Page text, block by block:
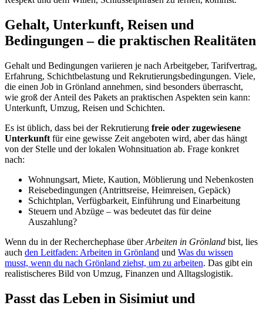
Gehalt, Unterkunft, Reisen und
Bedingungen – die praktischen Realitäten
Gehalt und Bedingungen variieren je nach Arbeitgeber, Tarifvertrag,
Erfahrung, Schichtbelastung und Rekrutierungsbedingungen. Viele,
die einen Job in Grönland annehmen, sind besonders überrascht,
wie groß der Anteil des Pakets an praktischen Aspekten sein kann:
Unterkunft, Umzug, Reisen und Schichten.
Es ist üblich, dass bei der Rekrutierung freie oder zugewiesene
Unterkunft für eine gewisse Zeit angeboten wird, aber das hängt
von der Stelle und der lokalen Wohnsituation ab. Frage konkret
nach:
Wohnungsart, Miete, Kaution, Möblierung und Nebenkosten
Reisebedingungen (Antrittsreise, Heimreisen, Gepäck)
Schichtplan, Verfügbarkeit, Einführung und Einarbeitung
Steuern und Abzüge – was bedeutet das für deine
Auszahlung?
Wenn du in der Recherchephase überArbeiten in Grönland bist, lies
auch den Leitfaden: Arbeiten in Grönland und Was du wissen
musst, wenn du nach Grönland ziehst, um zu arbeiten. Das gibt ein
realistischeres Bild von Umzug, Finanzen und Alltagslogistik.
Passt das Leben in Sisimiut und